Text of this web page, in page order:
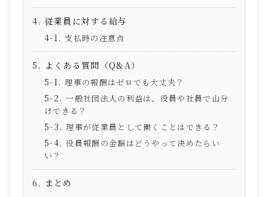
従業員に対する給与
支払時の注意点
よくある質問（Q&A）
理事の報酬はゼロでも大丈夫？
一般社団法人の利益は、役員や社員で山分
けできる？
理事が従業員として働くことはできる？
役員報酬の金額はどうやって決めたらい
い？
まとめ